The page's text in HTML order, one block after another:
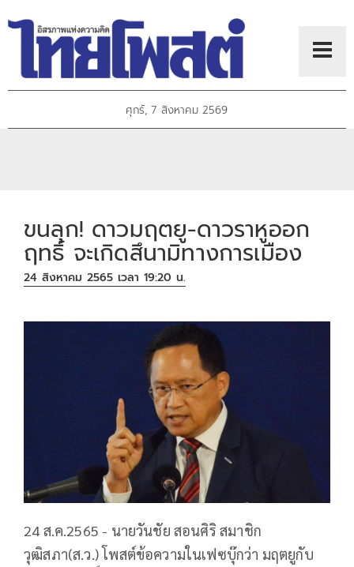
ศุกร์, 7 สิงหาคม 2569
ขนลุก! ดาวมฤตยู-ดาวราหูออก
ฤทธิ์ จะเกิดสึนามิทางการเมือง
24 สิงหาคม 2565 เวลา 19:20 น.
24 ส.ค.2565 - นายวันชัย สอนศิริ สมาชิก
วุฒิสภา(ส.ว.) โพสต์ข้อความในเฟซบุ๊กว่า มฤตยูกับ